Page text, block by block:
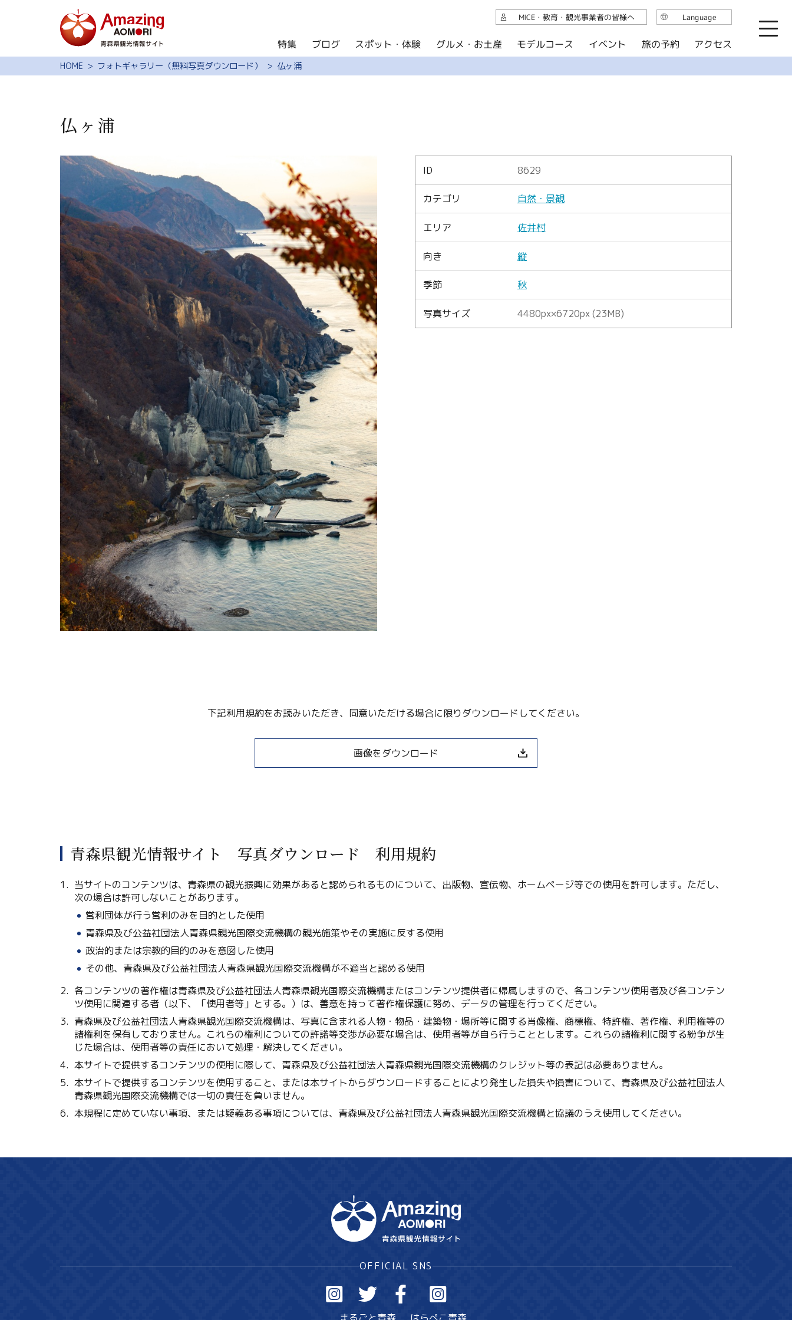
特集
ブログ
スポット・体験
グルメ・お土産
このサイトについて
サイト内検索
行きたいリスト
写真ライブラリー
動画ライブラリー
パンフレットダウンロード
よくある質問
運営組織について
関連リンク集
Language
日本語
English
繁体中文
한국어
MICE・教育・観光事業者の皆様へ
HOME フォトギャラリー（無料写真ダウンロード） 仏ヶ浦
仏ヶ浦
ID 8629
カテゴリ 自然・景観
エリア 佐井村
向き 縦
季節 秋
写真サイズ 4480px×6720px (23MB)
下記利用規約をお読みいただき、同意いただける場合に限りダウンロードしてください。
画像をダウンロード
青森県観光情報サイト 写真ダウンロード 利用規約
当サイトのコンテンツは、青森県の観光振興に効果があると認められるものについて、出版物、宣伝物、ホームページ等での使用を許可します。ただし、
次の場合は許可しないことがあります。
営利団体が行う営利のみを目的とした使用
青森県及び公益社団法人青森県観光国際交流機構の観光施策やその実施に反する使用
政治的または宗教的目的のみを意図した使用
その他、青森県及び公益社団法人青森県観光国際交流機構が不適当と認める使用
各コンテンツの著作権は青森県及び公益社団法人青森県観光国際交流機構またはコンテンツ提供者に帰属しますので、各コンテンツ使用者及び各コンテン
ツ使用に関連する者（以下、「使用者等」とする。）は、善意を持って著作権保護に努め、データの管理を行ってください。
青森県及び公益社団法人青森県観光国際交流機構は、写真に含まれる人物・物品・建築物・場所等に関する肖像権、商標権、特許権、著作権、利用権等の
諸権利を保有しておりません。これらの権利についての許諾等交渉が必要な場合は、使用者等が自ら行うこととします。これらの諸権利に関する紛争が生
じた場合は、使用者等の責任において処理・解決してください。
本サイトで提供するコンテンツの使用に際して、青森県及び公益社団法人青森県観光国際交流機構のクレジット等の表記は必要ありません。
本サイトで提供するコンテンツを使用すること、または本サイトからダウンロードすることにより発生した損失や損害について、青森県及び公益社団法人
青森県観光国際交流機構では一切の責任を負いません。
本規程に定めていない事項、または疑義ある事項については、青森県及び公益社団法人青森県観光国際交流機構と協議のうえ使用してください。
OFFICIAL SNS
Twitter
特集 ブログ スポット・体験 グルメ・お土産 モデルコース イベント 旅の予約 アクセス
MICE・教育・観光事業者の皆様へ Language
English
简体中文